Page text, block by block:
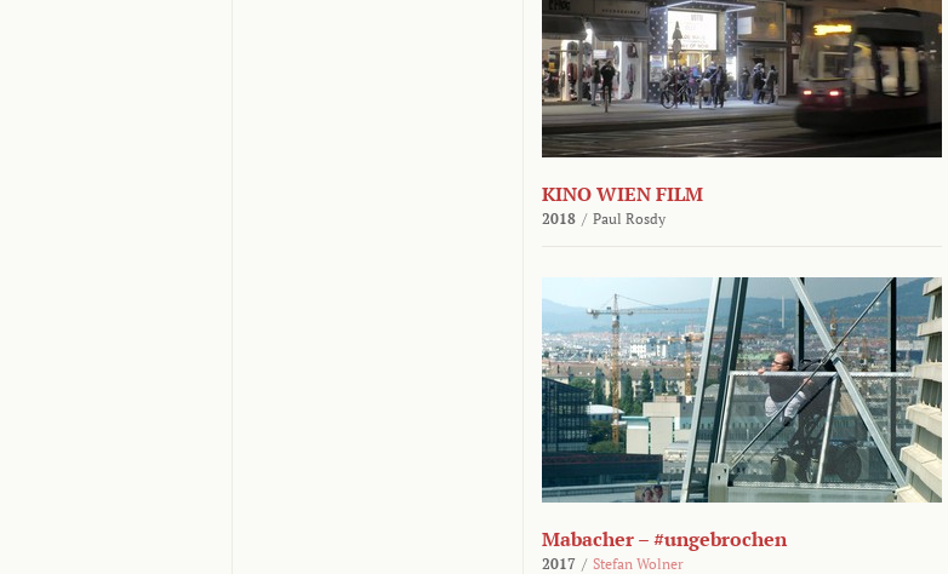
KINO WIEN FILM
2018 / Paul Rosdy
Mabacher – #ungebrochen
2017 / Stefan Wolner